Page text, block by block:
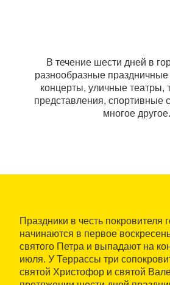
В течение шести дней в
разнообразные
концерты, уличные театры,
представления, спортивные
многое другое.
Праздники в честь покровителя
начинаются в первое
святого Петра и выпадают на
июля. У Террассы три
святой Христофор и святой